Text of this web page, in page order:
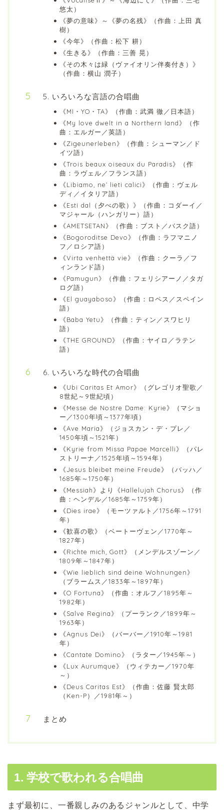
悠太）
《夢の意味》～《夢の名残》（作曲：上田 真
樹）
《今年》（作曲：松下 耕）
《生きる》（作曲：三善 晃）
《その木々は緑（ヴァイオリン伴奏付き）》
（作曲：横山 潤子）
5. いろいろな言語の合唱曲
《MI・YO・TA》（作曲：武満 徹／日本語）
《My love dwelt in a Northern land》（作
曲：エルガー／英語）
《Zigeunerleben》（作曲：シューマン／ド
イツ語）
《Trois beaux oiseaux du Paradis》（作
曲：ラヴェル／フランス語）
《Libiamo, ne’ lieti calici》（作曲：ヴェル
ディ／イタリア語）
《Esti dal（夕べの歌）》（作曲：コダーイ／
マジャール（ハンガリー）語）
《AMETSETAN》（作曲：ブスト／バスク語）
《Bogoroditse Devo》（作曲：ラフマニノ
フ／ロシア語）
《Virta venhettä vie》（作曲：クーラ／フ
ィンランド語）
《Pamugun》（作曲：フェリシアーノ／タガ
ログ語）
《El guayaboso》（作曲：ロペス／スペイン
語）
《Baba Yetu》（作曲：ティン／スワヒリ
語）
《THE GROUND》（作曲：ヤイロ／ラテン
語）
6. いろいろな時代の合唱曲
《Ubi Caritas Et Amor》（グレゴリオ聖歌／
8世紀～9世紀頃）
《Messe de Nostre Dame: Kyrie》（マショ
ー／1300年頃～1377年頃）
《Ave Maria》（ジョスカン・デ・プレ／
1450年頃～1521年）
《Kyrie from Missa Papae Marcelli》（パレ
ストリーナ／1525年頃～1594年）
《Jesus bleibet meine Freude》（バッハ／
1685年～1750年）
《Messiah》より《Hallelujah Chorus》（作
曲：ヘンデル／1685年～1759年）
《Dies irae》（モーツァルト／1756年～1791
年）
《歓喜の歌》（ベートーヴェン／1770年～
1827年）
《Richte mich, Gott》（メンデルスゾーン／
1809年～1847年）
《Wie lieblich sind deine Wohnungen》
（ブラームス／1833年～1897年）
《O Fortuna》（作曲：オルフ／1895年～
1982年）
《Salve Regina》（プーランク／1899年～
1963年）
《Agnus Dei》（バーバー／1910年～1981
年）
《Cantate Domino》（ラター／1945年～）
《Lux Aurumque》（ウィテカー／1970年
～）
《Deus Caritas Est》（作曲：佐藤 賢太郎
（Ken-P）／1981年～）
まとめ
1. 学校で歌われる合唱曲
まず最初に、一番親しみのあるジャンルとして、中学